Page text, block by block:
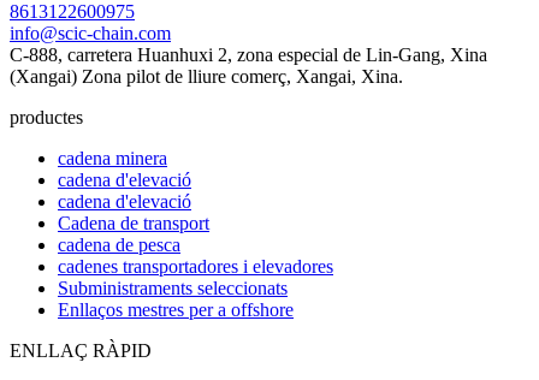
8613122600975
info@scic-chain.com
C-888, carretera Huanhuxi 2, zona especial de Lin-Gang, Xina
(Xangai) Zona pilot de lliure comerç, Xangai, Xina.
productes
cadena minera
cadena d'elevació
cadena d'elevació
Cadena de transport
cadena de pesca
cadenes transportadores i elevadores
Subministraments seleccionats
Enllaços mestres per a offshore
ENLLAÇ RÀPID